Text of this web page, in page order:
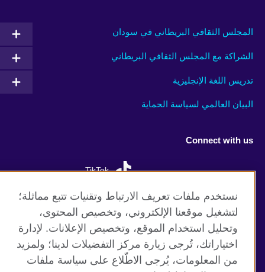
المجلس الثقافي البريطاني في سودان
الشراكة مع المجلس الثقافي البريطاني
تدريس اللغة الإنجليزية
البيان العالمي لسياسة الحماية
Connect with us
TikTok
موقع المجلس الثقافي البريطاني العالمي
الخصوصية وشروط الاستخدام
ملفات تعريف الإرتباط
نستخدم ملفات تعريف الارتباط وتقنيات تتبع مماثلة؛
لتشغيل موقعنا الإلكتروني، وتخصيص المحتوى،
وتحليل استخدام الموقع، وتخصيص الإعلانات. لإدارة
اختياراتك، تُرجى زيارة مركز التفضيلات لدينا؛ ولمزيد
من المعلومات، يُرجى الاطّلاع على سياسة ملفات